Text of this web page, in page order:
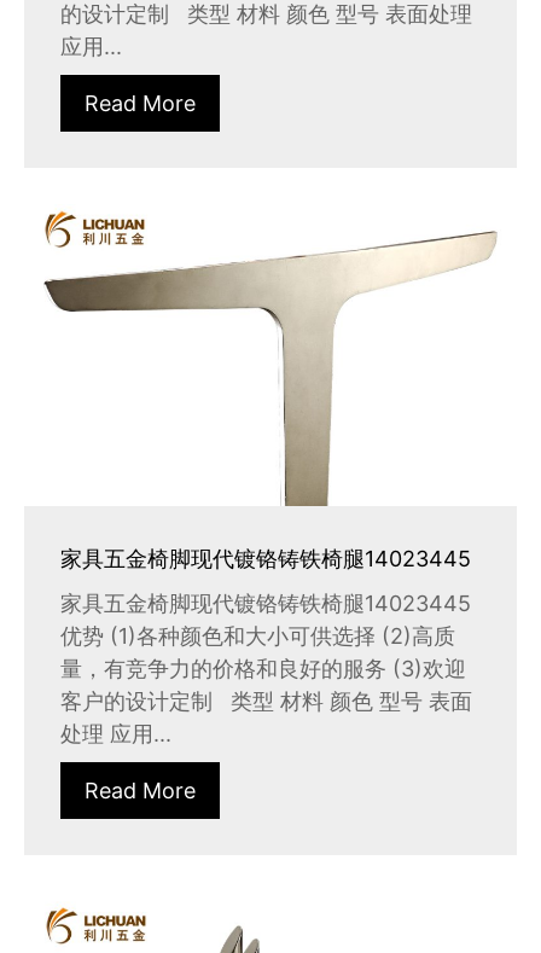
的设计定制 类型 材料 颜色 型号 表面处理
应用...
Read More
家具五金椅脚现代镀铬铸铁椅腿14023445
家具五金椅脚现代镀铬铸铁椅腿14023445
优势 (1)各种颜色和大小可供选择 (2)高质
量，有竞争力的价格和良好的服务 (3)欢迎
客户的设计定制 类型 材料 颜色 型号 表面
处理 应用...
Read More